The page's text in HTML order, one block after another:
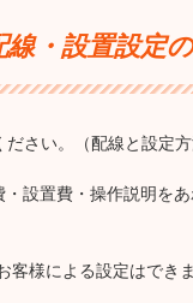
・設置設定
ださい。（配線と設定
設置費・操作説明を
客様による設定はでき